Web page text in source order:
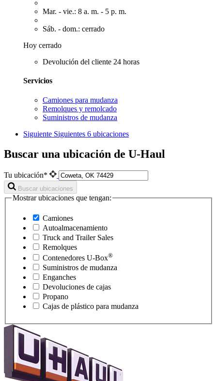
Mar. - vie.: 8 a. m. - 5 p. m.
Sáb. - dom.: cerrado
Hoy cerrado
Devolución del cliente 24 horas
Servicios
Camiones para mudanza
Remolques y remolcado
Suministros de mudanza
Siguiente Siguientes 6 ubicaciones
Buscar una ubicación de U-Haul
Tu ubicación*
Buscar ubicaciones
Mostrar ubicaciones que tengan:
Camiones
Autoalmacenamiento
Truck and Trailer Sales
Remolques
Contenedores U-Box®
Suministros de mudanza
Enganches
Devoluciones de cajas
Propano
Cajas de plástico para mudanza